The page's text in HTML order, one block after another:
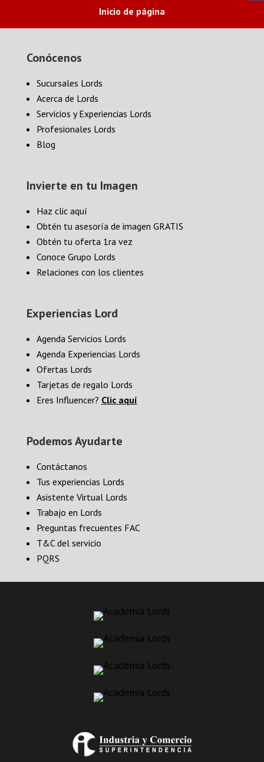
Inicio de página
Conócenos
Sucursales Lords
Acerca de Lords
Servicios y Experiencias Lords
Profesionales Lords
Blog
Invierte en tu Imagen
Haz clic aquí
Obtén tu asesoría de imagen GRATIS
Obtén tu oferta 1ra vez
Conoce Grupo Lords
Relaciones con los clientes
Experiencias Lord
Agenda Servicios Lords
Agenda Experiencias Lords
Ofertas Lords
Tarjetas de regalo Lords
Eres Influencer? Clic aquí
Podemos Ayudarte
Contáctanos
Tus experiencias Lords
Asistente Virtual Lords
Trabajo en Lords
Preguntas frecuentes FAC
T&C del servicio
PQRS